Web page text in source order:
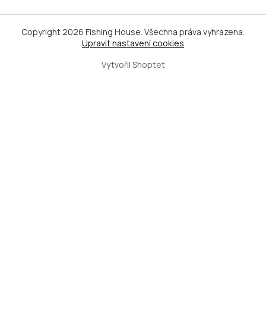
Vytvořil Shoptet
Copyright 2026 Fishing House. Všechna práva vyhrazena.
Upravit nastavení cookies